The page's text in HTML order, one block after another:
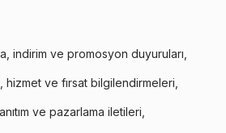
indirim ve promosyon duyuruları,
hizmet ve fırsat bilgilendirmeleri,
ve pazarlama iletileri,